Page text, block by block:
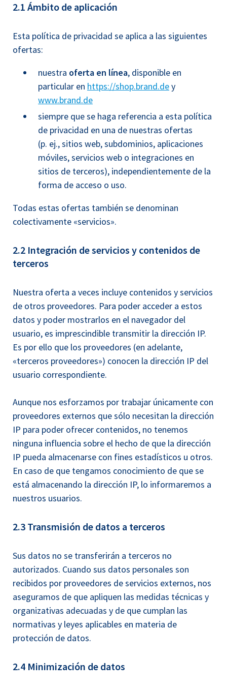
2.1 Ámbito de aplicación
Esta política de privacidad se aplica a las siguientes
ofertas:
nuestra oferta en línea, disponible en
particular en https://shop.brand.dey
www.brand.de
siempre que se haga referencia a esta política
de privacidad en una de nuestras ofertas
(p. ej., sitios web, subdominios, aplicaciones
móviles, servicios web o integraciones en
sitios de terceros), independientemente de la
forma de acceso o uso.
Todas estas ofertas también se denominan
colectivamente «servicios».
2.2 Integración de servicios y contenidos de
terceros
Nuestra oferta a veces incluye contenidos y servicios
de otros proveedores. Para poder acceder a estos
datos y poder mostrarlos en el navegador del
usuario, es imprescindible transmitir la dirección IP.
Es por ello que los proveedores (en adelante,
«terceros proveedores») conocen la dirección IP del
usuario correspondiente.
Aunque nos esforzamos por trabajar únicamente con
proveedores externos que sólo necesitan la dirección
IP para poder ofrecer contenidos, no tenemos
ninguna influencia sobre el hecho de que la dirección
IP pueda almacenarse con fines estadísticos u otros.
En caso de que tengamos conocimiento de que se
está almacenando la dirección IP, lo informaremos a
nuestros usuarios.
2.3 Transmisión de datos a terceros
Sus datos no se transferirán a terceros no
autorizados. Cuando sus datos personales son
recibidos por proveedores de servicios externos, nos
aseguramos de que apliquen las medidas técnicas y
organizativas adecuadas y de que cumplan las
normativas y leyes aplicables en materia de
protección de datos.
2.4 Minimización de datos